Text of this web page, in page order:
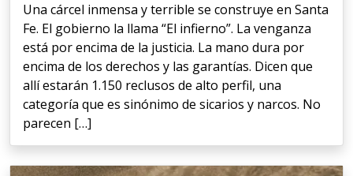
Una cárcel inmensa y terrible se construye en Santa
Fe. El gobierno la llama “El infierno”. La venganza
está por encima de la justicia. La mano dura por
encima de los derechos y las garantías. Dicen que
allí estarán 1.150 reclusos de alto perfil, una
categoría que es sinónimo de sicarios y narcos. No
parecen […]